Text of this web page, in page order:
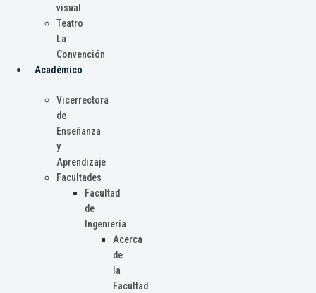
visual
Teatro
La
Convención
Académico
Vicerrectora
de
Enseñanza
y
Aprendizaje
Facultades
Facultad
de
Ingeniería
Acerca
de
la
Facultad